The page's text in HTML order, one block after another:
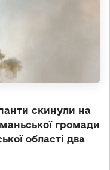
скинули на
громади
області два